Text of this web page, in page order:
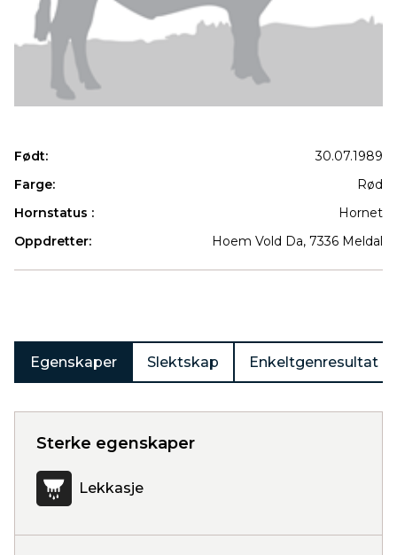
Født:
30.07.1989
Farge:
Rød
Hornstatus :
Hornet
Oppdretter:
Hoem Vold Da, 7336 Meldal
Egenskaper Slektskap Enkeltgenresultat
Sterke egenskaper
Lekkasje